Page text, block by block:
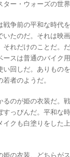
ー・ウォーズの世界
争前の平和な時代
たのだ。それは映
れだけのことだ。
スは普通のバイク
回しだ。ありもの
者のようだ。
のが姫の衣装だ。
っぴんだ。平和な
クも白塗りをした
の衣装、どちらが